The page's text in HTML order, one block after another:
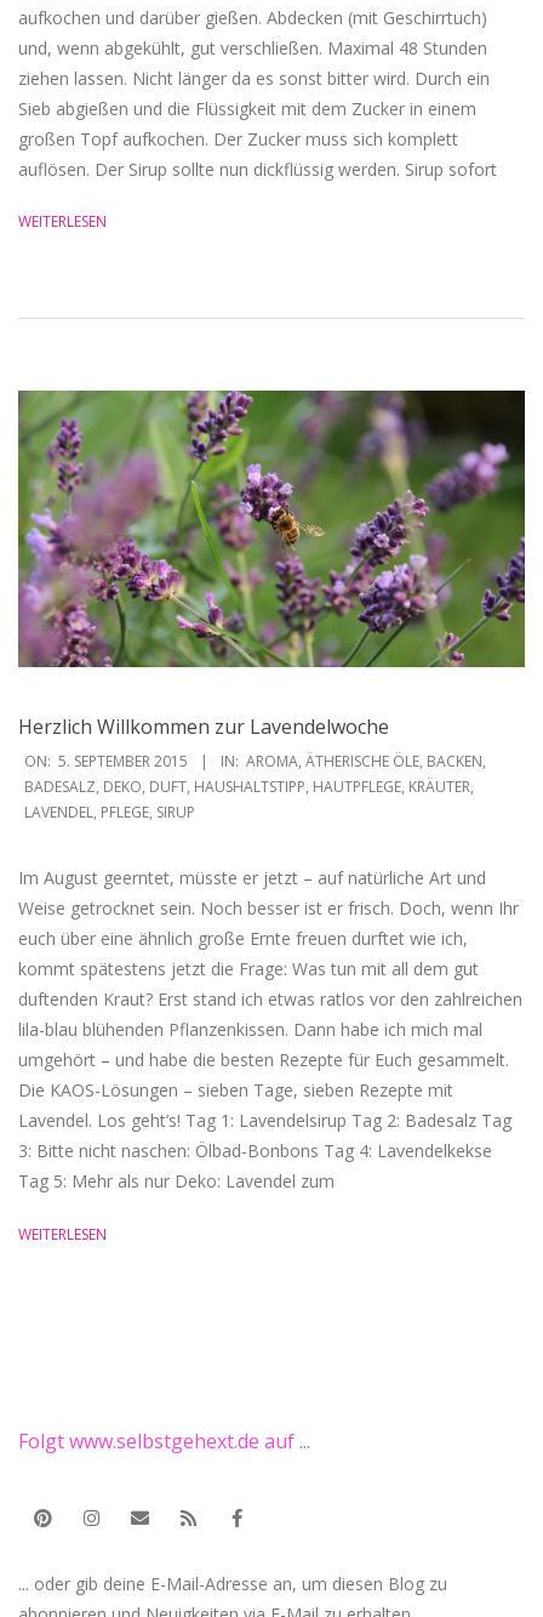
aufkochen und darüber gießen. Abdecken (mit Geschirrtuch)
und, wenn abgekühlt, gut verschließen. Maximal 48 Stunden
ziehen lassen. Nicht länger da es sonst bitter wird. Durch ein
Sieb abgießen und die Flüssigkeit mit dem Zucker in einem
großen Topf aufkochen. Der Zucker muss sich komplett
auflösen. Der Sirup sollte nun dickflüssig werden. Sirup sofort
WEITERLESEN
Herzlich Willkommen zur Lavendelwoche
2015-
09-
05
ON: 5. SEPTEMBER 2015 IN: AROMA, ÄTHERISCHE ÖLE, BACKEN,
BADESALZ, DEKO, DUFT, HAUSHALTSTIPP, HAUTPFLEGE, KRÄUTER,
LAVENDEL, PFLEGE, SIRUP
Im August geerntet, müsste er jetzt – auf natürliche Art und
Weise getrocknet sein. Noch besser ist er frisch. Doch, wenn Ihr
euch über eine ähnlich große Ernte freuen durftet wie ich,
kommt spätestens jetzt die Frage: Was tun mit all dem gut
duftenden Kraut? Erst stand ich etwas ratlos vor den zahlreichen
lila-blau blühenden Pflanzenkissen. Dann habe ich mich mal
umgehört – und habe die besten Rezepte für Euch gesammelt.
Die KAOS-Lösungen – sieben Tage, sieben Rezepte mit
Lavendel. Los geht’s! Tag 1: Lavendelsirup Tag 2: Badesalz Tag
3: Bitte nicht naschen: Ölbad-Bonbons Tag 4: Lavendelkekse
Tag 5: Mehr als nur Deko: Lavendel zum
WEITERLESEN
Folgt www.selbstgehext.de auf ...
... oder gib deine E-Mail-Adresse an, um diesen Blog zu